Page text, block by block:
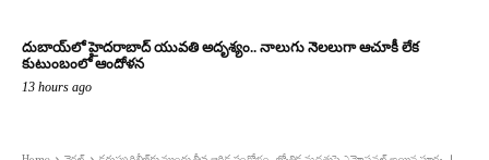
దుబాయ్‌లో హైదరాబాద్ యువతి అదృశ్యం.. నాలుగు నెలలుగా ఆచూకీ లేక
కుటుంబంలో ఆందోళన
13 hours ago